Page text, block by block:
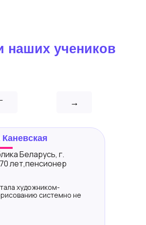
наших учеников
Беларусь, г.
лет,пенсионер
художником-
системно не
→